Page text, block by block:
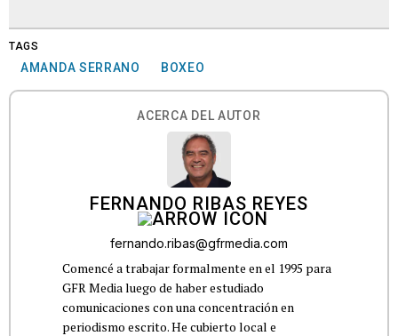
TAGS
AMANDA SERRANO BOXEO
ACERCA DEL AUTOR
FERNANDO RIBAS REYES
fernando.ribas@gfrmedia.com
Comencé a trabajar formalmente en el 1995 para
GFR Media luego de haber estudiado
comunicaciones con una concentración en
periodismo escrito. He cubierto local e